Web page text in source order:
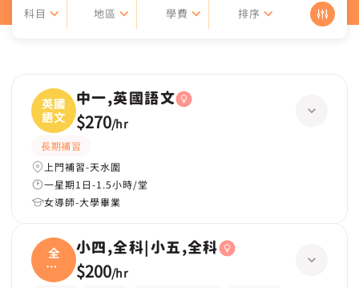
科目 地區 學費 排序
英國
語文
中一,英國語文
$270/hr
長期補習
上門補習-天水圍
一星期1日-1.5小時/堂
女導師-大學畢業
全
科|
小五
小四,全科|小五,全科
$200/hr